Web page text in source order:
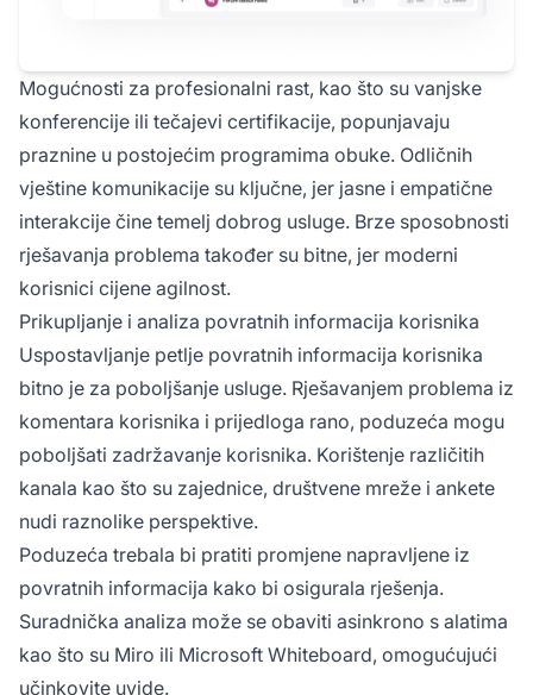
Mogućnosti za profesionalni rast, kao što su vanjske
konferencije ili tečajevi certifikacije, popunjavaju
praznine u postojećim programima obuke. Odličnih
vještine komunikacije su ključne, jer jasne i empatične
interakcije čine temelj dobrog usluge. Brze sposobnosti
rješavanja problema također su bitne, jer moderni
korisnici cijene agilnost.
Prikupljanje i analiza povratnih informacija korisnika
Uspostavljanje petlje povratnih informacija korisnika
bitno je za poboljšanje usluge. Rješavanjem problema iz
komentara korisnika i prijedloga rano, poduzeća mogu
poboljšati zadržavanje korisnika. Korištenje različitih
kanala kao što su zajednice, društvene mreže i ankete
nudi raznolike perspektive.
Poduzeća trebala bi pratiti promjene napravljene iz
povratnih informacija kako bi osigurala rješenja.
Suradnička analiza može se obaviti asinkrono s alatima
kao što su Miro ili Microsoft Whiteboard, omogućujući
učinkovite uvide.